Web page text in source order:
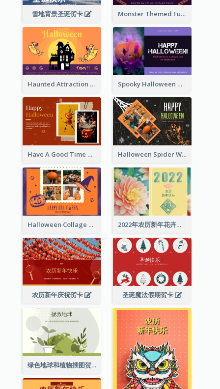
雪地背景圣诞贺卡 Monster Themed Fun Halloween Greeting Card
Haunted Attraction Themed Halloween Card Spooky Halloween Greeting Card
Have A Good Time This Halloween Greeting Card Halloween Spider Web Greeting Card
Halloween Collage Greeting Card 2022年农历新年花卉照片贺卡
农历新年庆祝贺卡 圣诞魔法假期贺卡
绿色地球和植物插图贺卡